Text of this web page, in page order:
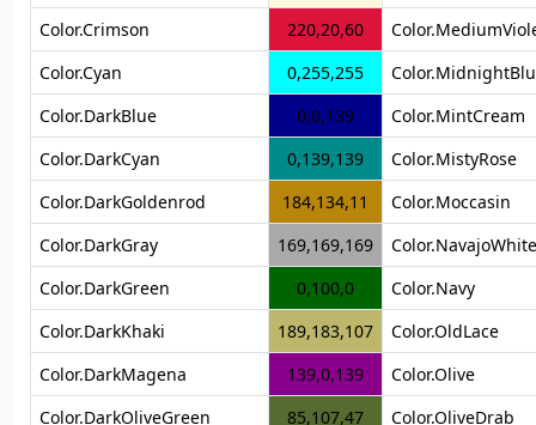
Color.Crimson
220,20,60
Color.Cyan
0,255,255
Color.DarkBlue
0,0,139
Color.MintCream
Color.DarkCyan
0,139,139
Color.MistyRose
Color.DarkGoldenrod
184,134,11
Color.Moccasin
Color.DarkGray
169,169,169
Color.NavajoWhite
Color.DarkGreen
0,100,0
Color.Navy
Color.DarkKhaki
189,183,107
Color.OldLace
Color.DarkMagena
139,0,139
Color.Olive
Color.DarkOliveGreen
85,107,47
Color.OliveDrab